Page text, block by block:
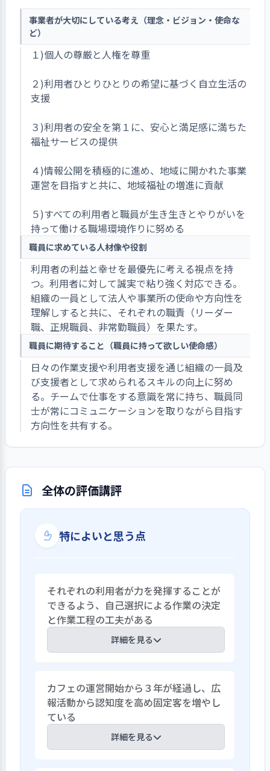
事業者が大切にしている考え（理念・ビジョン・使命な
ど）
１)個人の尊厳と人権を尊重
２)利用者ひとりひとりの希望に基づく自立生活の
支援
３)利用者の安全を第１に、安心と満足感に満ちた
福祉サービスの提供
４)情報公開を積極的に進め、地域に開かれた事業
運営を目指すと共に、地域福祉の増進に貢献
５)すべての利用者と職員が生き生きとやりがいを
持って働ける職場環境作りに努める
職員に求めている人材像や役割
利用者の利益と幸せを最優先に考える視点を持
つ。利用者に対して誠実で粘り強く対応できる。
組織の一員として法人や事業所の使命や方向性を
理解しすると共に、それぞれの職責（リーダー
職、正規職員、非常勤職員）を果たす。
職員に期待すること（職員に持って欲しい使命感）
日々の作業支援や利用者支援を通じ組織の一員及
び支援者として求められるスキルの向上に努め
る。チームで仕事をする意識を常に持ち、職員同
士が常にコミュニケーションを取りながら目指す
方向性を共有する。
全体の評価講評
特によいと思う点
それぞれの利用者が力を発揮することが
できるよう、自己選択による作業の決定
と作業工程の工夫がある
詳細を見る
類製造作業、カフェ作業の３種類があ
る。カフェ作業では接客に取り組むこと
もできる。利用開始前の実習で希望に応じ
た作業を経験してもらい、利用契約締結時
に利用者自身に作業を決定してもらってい
カフェの運営開始から３年が経過し、広
報活動から認知度を高め固定客を増やし
ている
詳細を見る